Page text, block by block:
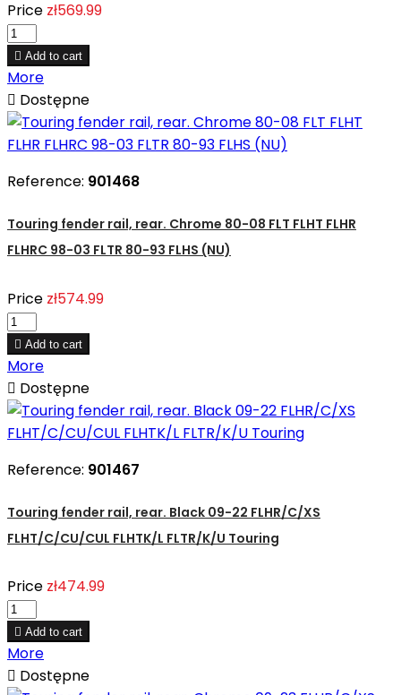
Price zł569.99
 Add to cart
More
 Dostępne
Reference: 901468
Touring fender rail, rear. Chrome 80-08 FLT FLHT FLHR
FLHRC 98-03 FLTR 80-93 FLHS (NU)
Price zł574.99
 Add to cart
More
 Dostępne
Reference: 901467
Touring fender rail, rear. Black 09-22 FLHR/C/XS
FLHT/C/CU/CUL FLHTK/L FLTR/K/U Touring
Price zł474.99
 Add to cart
More
 Dostępne